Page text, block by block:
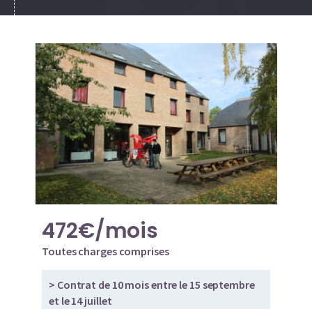
472€/mois
Toutes charges comprises
> Contrat de 10 mois entre le 15 septembre
et le 14 juillet